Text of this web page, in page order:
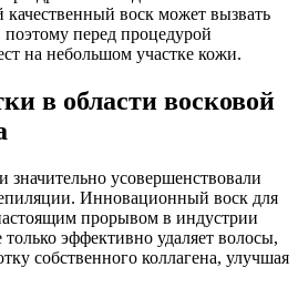
воск может вызвать
перед процедурой
на небольшом участке кожи.
в области восковой
усовершенствовали
Инновационный воск для
прорывом в индустрии
эффективно удаляет волосы,
собственного коллагена, улучшая